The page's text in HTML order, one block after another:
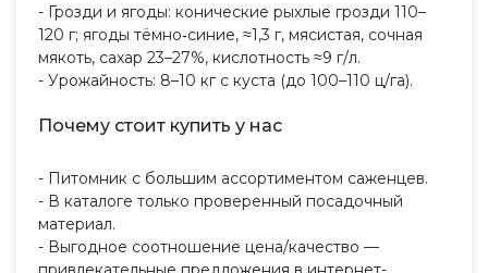
- Грозди и ягоды: конические рыхлые грозди 110–
120 г; ягоды тёмно‑синие, ≈1,3 г, мясистая, сочная
мякоть, сахар 23–27%, кислотность ≈9 г/л.
- Урожайность: 8–10 кг с куста (до 100–110 ц/га).
Почему стоит купить у нас
- Питомник с большим ассортиментом саженцев.
- В каталоге только проверенный посадочный
материал.
- Выгодное соотношение цена/качество —